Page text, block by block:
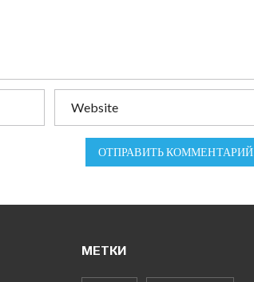
ОТПРАВИТЬ КОММЕНТАРИЙ
МЕТКИ